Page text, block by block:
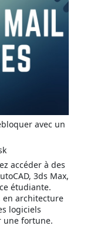
avec un
accéder à des
3ds Max,
étudiante.
architecture
logiciels
une fortune.